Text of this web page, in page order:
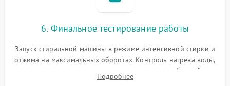
6. Финальное тестирование работы
Запуск стиральной машины в режиме интенсивной стирки и
отжима на максимальных оборотах. Контроль нагрева воды,
корректности слива, отсутствия излишних вибраций,
посторонних стуков и протечек под корпусом.
Подробнее